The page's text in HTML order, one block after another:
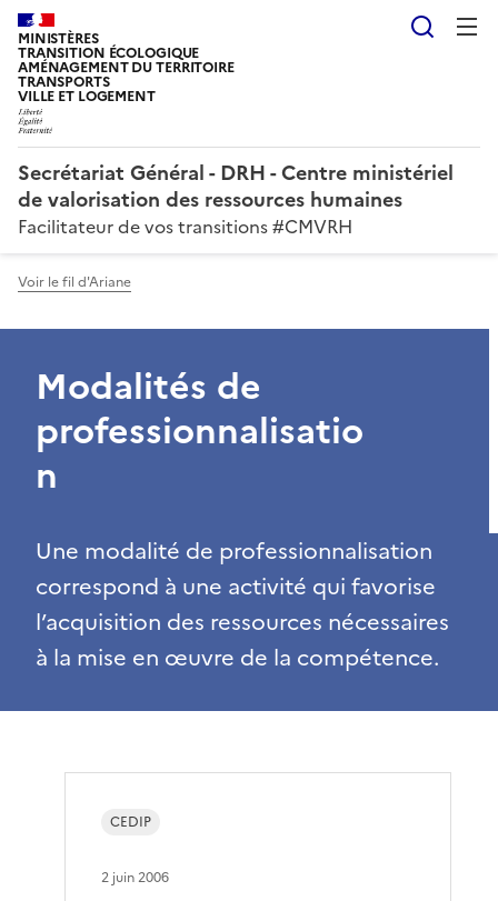
MINISTÈRES
TRANSITION ÉCOLOGIQUE
AMÉNAGEMENT DU TERRITOIRE
TRANSPORTS
VILLE ET LOGEMENT
Secrétariat Général - DRH - Centre ministériel
de valorisation des ressources humaines
Facilitateur de vos transitions #CMVRH
Voir le fil d'Ariane
Modalités de
professionnalisatio
n
Une modalité de professionnalisation
correspond à une activité qui favorise
l’acquisition des ressources nécessaires
à la mise en œuvre de la compétence.
CEDIP
2 juin 2006